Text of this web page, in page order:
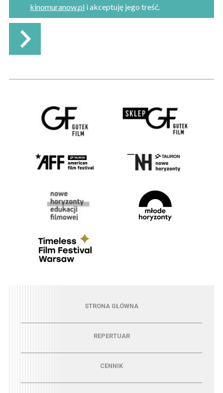
kinomuranow.pl i akceptuję jego treść.
Menu - strona główna
STRONA GŁÓWNA
Menu - repertuarREPERTUAR
CENNIK